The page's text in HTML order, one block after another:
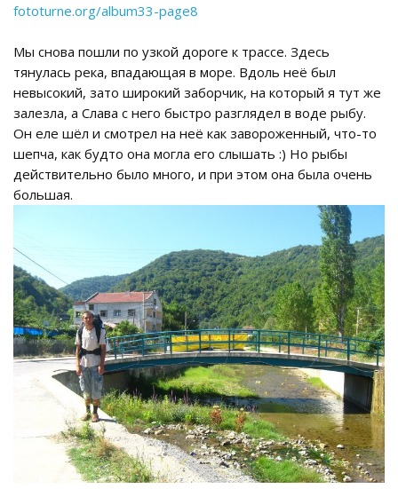
fototurne.org/album33-page8
Мы снова пошли по узкой дороге к трассе. Здесь
тянулась река, впадающая в море. Вдоль неё был
невысокий, зато широкий заборчик, на который я тут же
залезла, а Слава с него быстро разглядел в воде рыбу.
Он еле шёл и смотрел на неё как завороженный, что-то
шепча, как будто она могла его слышать :) Но рыбы
действительно было много, и при этом она была очень
большая.